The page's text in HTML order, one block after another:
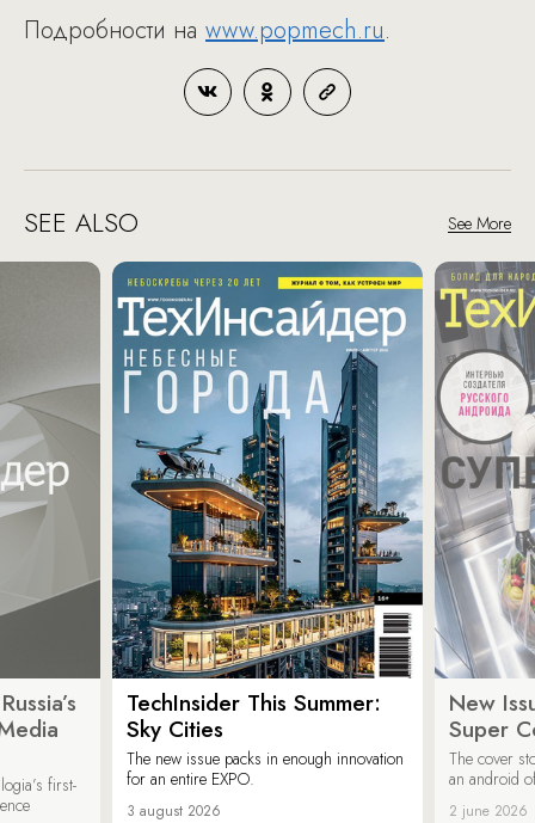
Подробности на www.popmech.ru.
SEE ALSO See More
first-
TechInsider This Summer:
Sky Cities
The new issue packs in enough innovation
for an entire EXPO.
3 august 2026
New
Super
The cover
an android
2 june 2026